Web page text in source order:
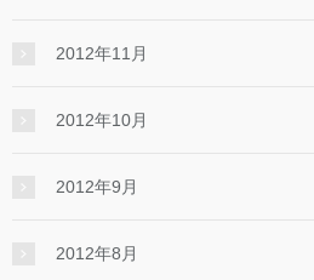
2012年11月
2012年10月
2012年9月
2012年8月